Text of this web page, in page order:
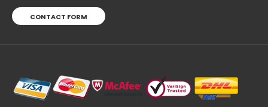
CONTACT FORM